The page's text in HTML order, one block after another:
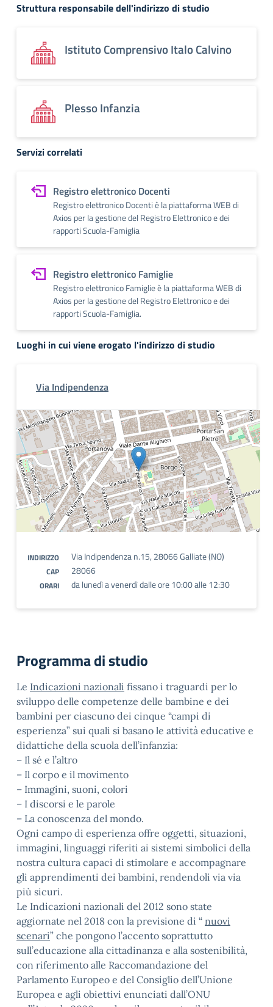
Struttura responsabile dell'indirizzo di studio
Istituto Comprensivo Italo Calvino
Plesso Infanzia
Servizi correlati
Registro elettronico Docenti
Registro elettronico Docenti è la piattaforma WEB di
Axios per la gestione del Registro Elettronico e dei
rapporti Scuola-Famiglia
Registro elettronico Famiglie
Registro elettronico Famiglie è la piattaforma WEB di
Axios per la gestione del Registro Elettronico e dei
rapporti Scuola-Famiglia.
Luoghi in cui viene erogato l'indirizzo di studio
Via Indipendenza
INDIRIZZO Via Indipendenza n.15, 28066 Galliate (NO)
CAP 28066
ORARI da lunedì a venerdì dalle ore 10:00 alle 12:30
Programma di studio
Le Indicazioni nazionali fissano i traguardi per lo
sviluppo delle competenze delle bambine e dei
bambini per ciascuno dei cinque “campi di
esperienza” sui quali si basano le attività educative e
didattiche della scuola dell’infanzia:
– Il sé e l’altro
– Il corpo e il movimento
– Immagini, suoni, colori
– I discorsi e le parole
– La conoscenza del mondo.
Ogni campo di esperienza offre oggetti, situazioni,
immagini, linguaggi riferiti ai sistemi simbolici della
nostra cultura capaci di stimolare e accompagnare
gli apprendimenti dei bambini, rendendoli via via
più sicuri.
Le Indicazioni nazionali del 2012 sono state
aggiornate nel 2018 con la previsione di “ nuovi
scenari” che pongono l’accento soprattutto
sull’educazione alla cittadinanza e alla sostenibilità,
con riferimento alle Raccomandazione del
Parlamento Europeo e del Consiglio dell’Unione
Europea e agli obiettivi enunciati dall’ONU